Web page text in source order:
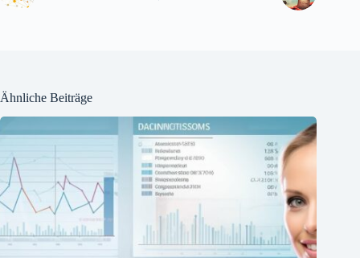
Ähnliche Beiträge